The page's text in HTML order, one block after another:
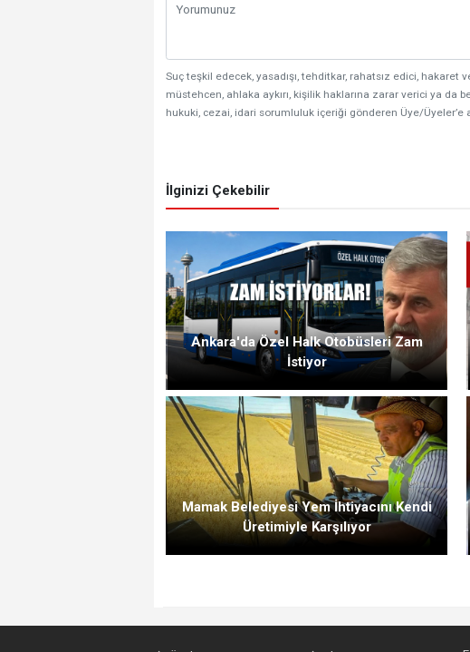
Suç teşkil edecek, yasadışı, tehditkar, rahatsız edici, hakaret
müstehcen, ahlaka aykırı, kişilik haklarına zarar verici ya
hukuki, cezai, idari sorumluluk içeriği gönderen Üye/Üyeler’e
İlginizi Çekebilir
Ankara'da Özel Halk Otobüsleri Zam
İstiyor
Mamak Belediyesi Yem İhtiyacını Kendi
Üretimiyle Karşılıyor